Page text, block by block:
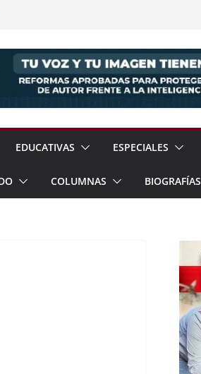
de
en
EDUCATIVAS ESPECIALES
COLUMNAS BIOGRAFÍAS